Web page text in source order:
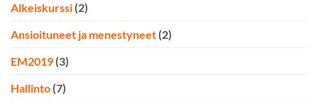
Alkeiskurssi (2)
Ansioituneet ja menestyneet (2)
EM2019 (3)
Hallinto (7)